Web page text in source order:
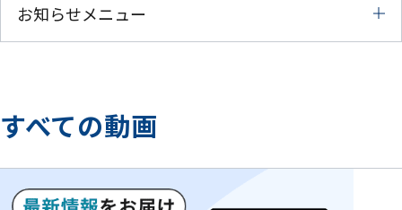
お知らせメニュー
すべての動画